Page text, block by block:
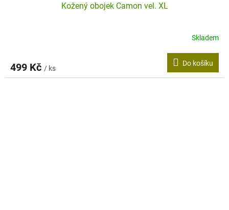
Kožený obojek Camon vel. XL
Skladem
499 Kč / ks
Do košíku